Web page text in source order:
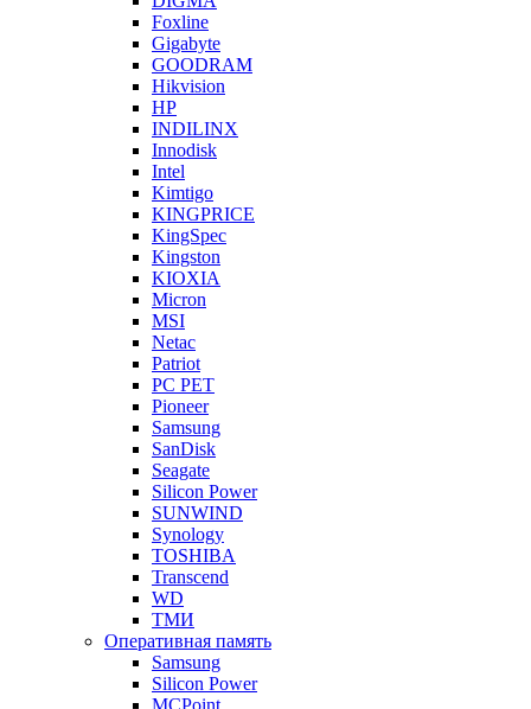
Foxline
Gigabyte
GOODRAM
Hikvision
HP
INDILINX
Innodisk
Intel
Kimtigo
KINGPRICE
KingSpec
Kingston
KIOXIA
Micron
MSI
Netac
Patriot
PC PET
Pioneer
Samsung
SanDisk
Seagate
Silicon Power
SUNWIND
Synology
TOSHIBA
Transcend
WD
ТМИ
Оперативная память
Samsung
Silicon Power